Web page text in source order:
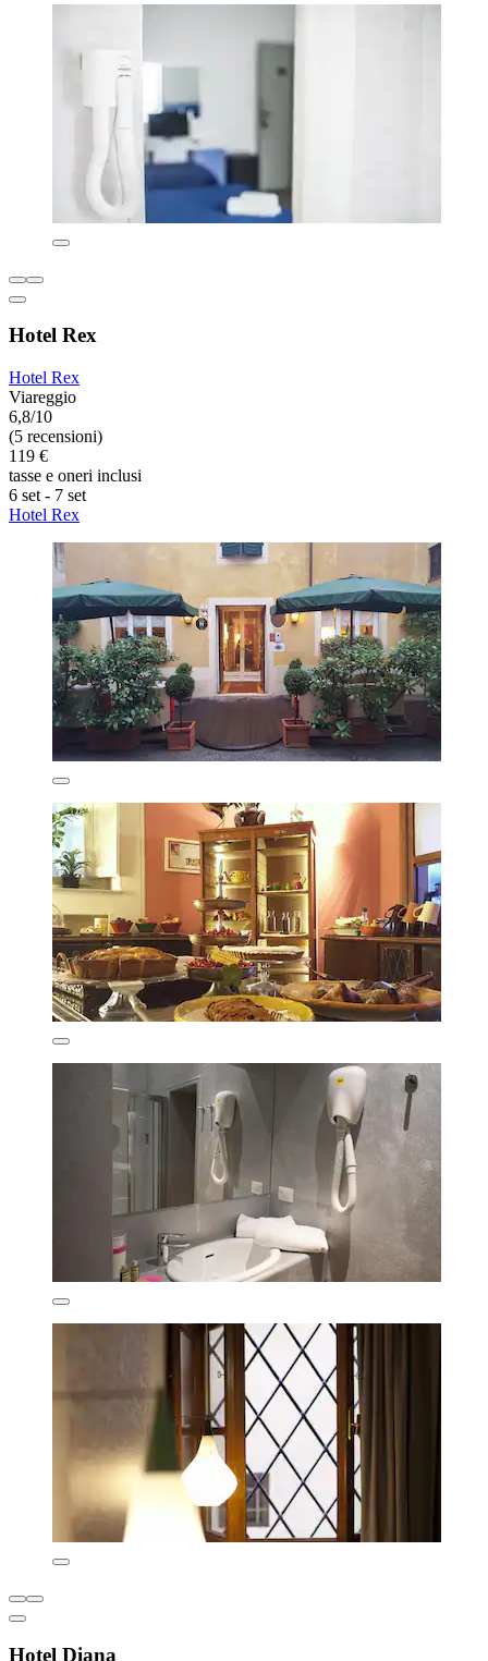
Hotel Rex
Hotel Rex
Viareggio
6,8/10
(5 recensioni)
119 €
tasse e oneri inclusi
6 set - 7 set
Hotel Rex
Hotel Diana